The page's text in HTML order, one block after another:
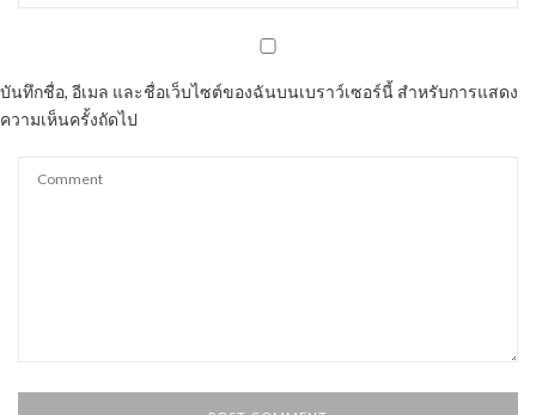
บันทึกชื่อ, อีเมล และชื่อเว็บไซต์ของฉันบนเบราว์เซอร์นี้ สำหรับการแสดง
ความเห็นครั้งถัดไป